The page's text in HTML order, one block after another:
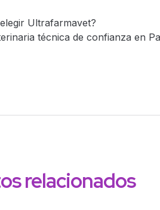
Ultrafarmavet?
técnica de confianza en
relacionados